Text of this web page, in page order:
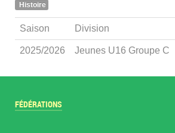
Histoire
Saison Division
2025/2026 Jeunes U16 Groupe C
FÉDÉRATIONS